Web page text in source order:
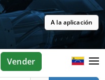
A la aplicación
Vender